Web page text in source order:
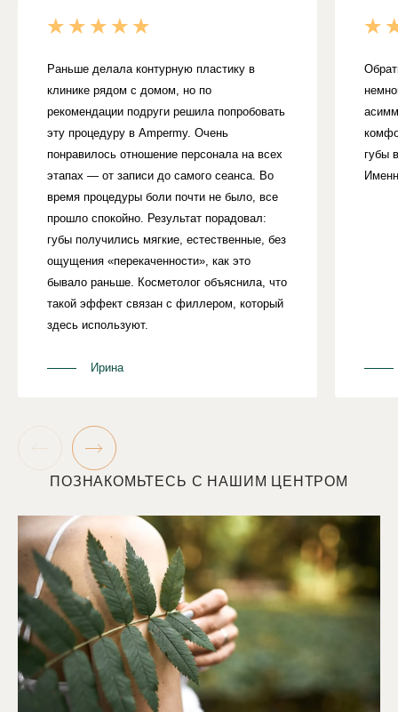
совместимой с тканями организма. Материал
естественным путем. Особенности структуры геля
зоне введения.
Раньше делала контурную пластику в
клинике рядом с домом, но по
рекомендации подруги решила попробовать
эту процедуру в Ampermy. Очень
понравилось отношение персонала на всех
этапах — от записи до самого сеанса. Во
время процедуры боли почти не было, все
прошло спокойно. Результат порадовал:
губы получились мягкие, естественные, без
ощущения «перекаченности», как это
бывало раньше. Косметолог объяснила, что
такой эффект связан с филлером, который
здесь используют.
Ирина
губы
ПОЗНАКОМЬТЕСЬ С НАШИМ ЦЕНТРОМ